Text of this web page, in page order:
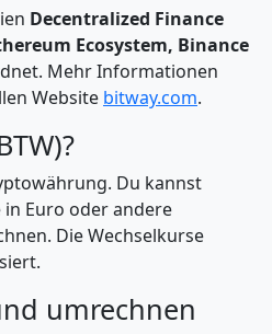
Decentralized Finance
Ecosystem, Binance
Mehr Informationen
Website bitway.com.
Du kannst
Euro oder andere
Die Wechselkurse
umrechnen